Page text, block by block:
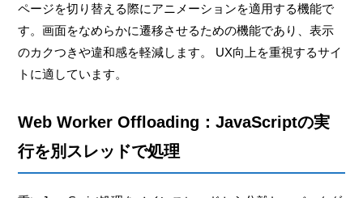
ページを切り替える際にアニメーションを適用する機能で
す。画面をなめらかに遷移させるための機能であり、表示
のカクつきや違和感を軽減します。 UX向上を重視するサイ
トに適しています。
Web Worker Offloading：JavaScriptの実
行を別スレッドで処理